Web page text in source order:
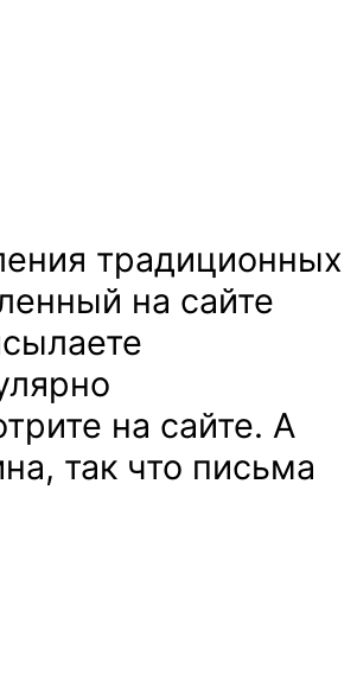
традиционных
на сайте
на сайте. А
так что письма